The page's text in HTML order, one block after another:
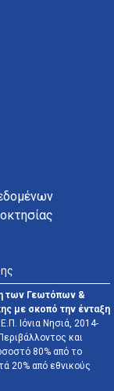
των Γεωτόπων &
με σκοπό την ένταξη
Ιόνια Νησιά, 2014-
και
80% από το
20% από εθνικούς